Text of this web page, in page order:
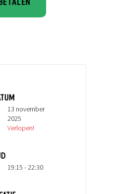
13 november
2025
Verlopen!
19:15 - 22:30